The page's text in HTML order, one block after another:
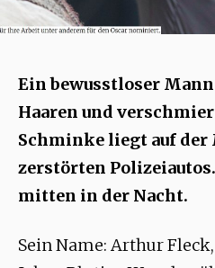
Ein bewusstloser
Haaren und
Schminke liegt auf der
zerstörten
mitten in der Nacht.
Sein Name: Arthur